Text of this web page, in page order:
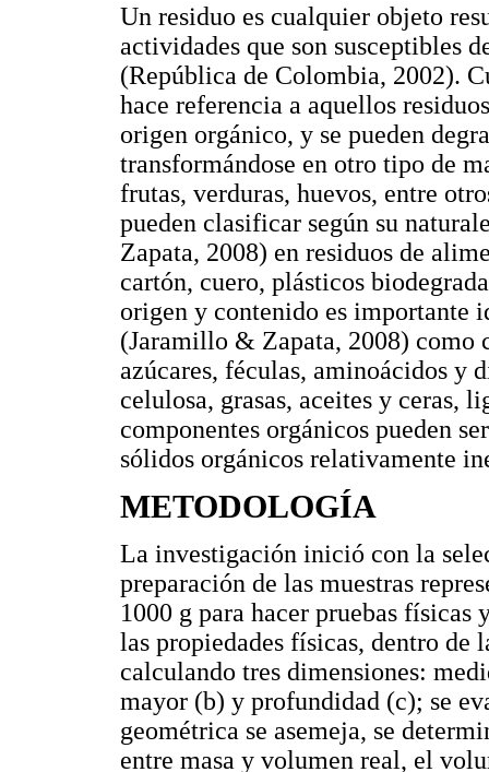
Un residuo es cualquier objeto
actividades que son susceptibles
(República de Colombia, 2002).
hace referencia a aquellos
origen orgánico, y se pueden
transformándose en otro tipo de
frutas, verduras, huevos, entre
pueden clasificar según su
Zapata, 2008) en residuos de
cartón, cuero, plásticos
origen y contenido es importante
(Jaramillo & Zapata, 2008) como
azúcares, féculas, aminoácidos y
celulosa, grasas, aceites y ceras,
componentes orgánicos pueden
sólidos orgánicos relativamente
METODOLOGÍA
La investigación inició con la
preparación de las muestras
1000 g para hacer pruebas
las propiedades físicas, dentro de
calculando tres dimensiones:
mayor (b) y profundidad (c); se
geométrica se asemeja, se
entre masa y volumen real, el